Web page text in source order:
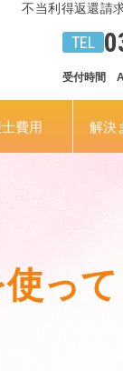
不当利得返還請
受付時間　
費用 解決
っ